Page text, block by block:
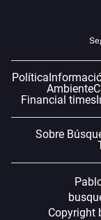
Política
Ambiente
Financial times
Sobre
Copyright